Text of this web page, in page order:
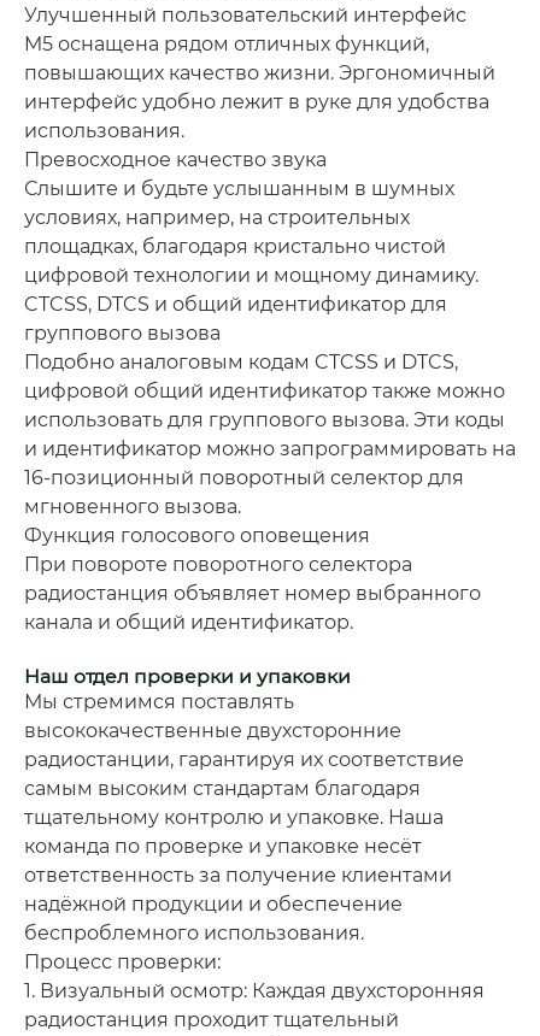
Улучшенный пользовательский интерфейс
M5 оснащена рядом отличных функций,
повышающих качество жизни. Эргономичный
интерфейс удобно лежит в руке для удобства
использования.
Превосходное качество звука
Слышите и будьте услышанным в шумных
условиях, например, на строительных
площадках, благодаря кристально чистой
цифровой технологии и мощному динамику.
CTCSS, DTCS и общий идентификатор для
группового вызова
Подобно аналоговым кодам CTCSS и DTCS,
цифровой общий идентификатор также можно
использовать для группового вызова. Эти коды
и идентификатор можно запрограммировать на
16-позиционный поворотный селектор для
мгновенного вызова.
Функция голосового оповещения
При повороте поворотного селектора
радиостанция объявляет номер выбранного
канала и общий идентификатор.
Наш отдел проверки и упаковки
Мы стремимся поставлять
высококачественные двухсторонние
радиостанции, гарантируя их соответствие
самым высоким стандартам благодаря
тщательному контролю и упаковке. Наша
команда по проверке и упаковке несёт
ответственность за получение клиентами
надёжной продукции и обеспечение
беспроблемного использования.
Процесс проверки:
1. Визуальный осмотр: Каждая двухсторонняя
радиостанция проходит тщательный